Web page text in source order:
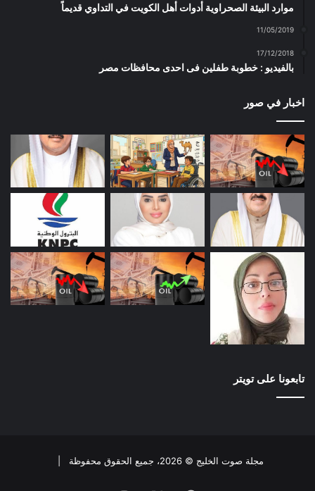
موارد البيئة الصحراوية أدوات أهل الكويت في التداوي قديماً
11/05/2019
17/12/2018
بالفيديو : خطوبة طفلين فى احدى محافظات مصر
اخبار في صور
تابعونا على تويتر
مجلة صوت الخليج © 2026، جميع الحقوق محفوظة |